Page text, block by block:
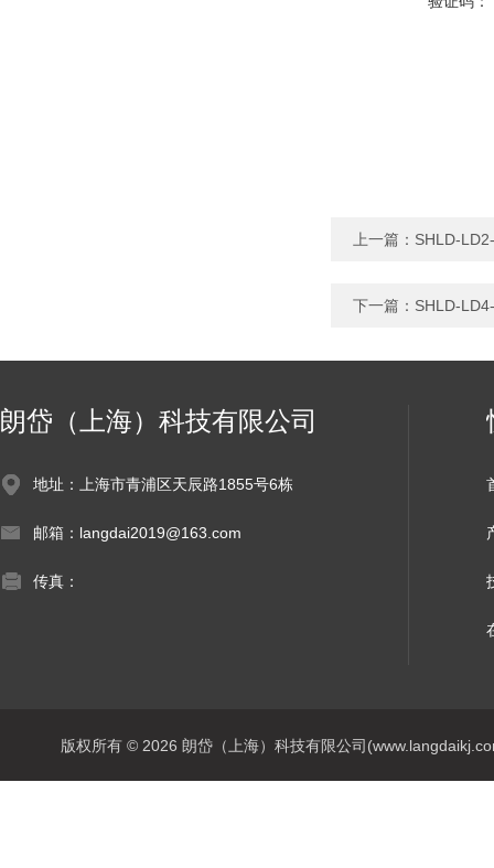
上一篇： SHLD-
下一篇： SHLD-
朗岱（上海）科技有限公司
地址：上海市青浦区天辰路1855号6栋
邮箱：langdai2019@163.com
传真：
版权所有 © 2026 朗岱（上海）科技有限公司